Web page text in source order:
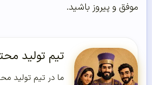
موفق و پیروز باشید.
تیم تولید محتوا
ما در تیم تولید